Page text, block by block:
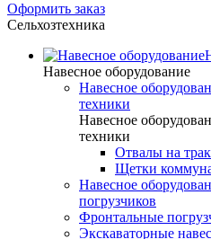
Оформить заказ
Сельхозтехника
Навесное оборудование
Навесное
техники
Навесное
техники
Отвалы на
Щетки
Навесное
погрузчиков
Фронтальные
Экскаваторные